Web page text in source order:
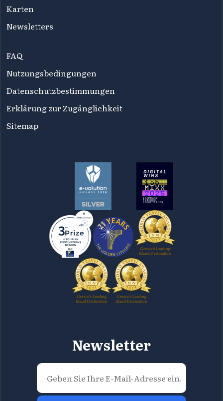
Karten
Newsletters
FAQ
Nutzungsbedingungen
Datenschutzbestimmungen
Erklärung zur Zugänglichkeit
Sitemap
Newsletter